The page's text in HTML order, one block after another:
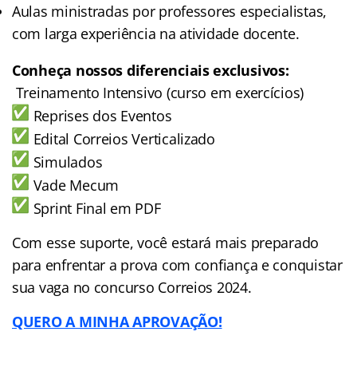
Aulas ministradas por professores especialistas,
com larga experiência na atividade docente.
Conheça nossos diferenciais exclusivos:
Treinamento Intensivo (curso em exercícios)
Reprises dos Eventos
Edital Correios Verticalizado
Simulados
Vade Mecum
Sprint Final em PDF
Com esse suporte, você estará mais preparado
para enfrentar a prova com confiança e conquistar
sua vaga no concurso Correios 2024.
QUERO A MINHA APROVAÇÃO!